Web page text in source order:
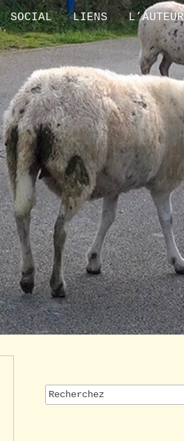
SOCIAL LIENS L’AUTEUR